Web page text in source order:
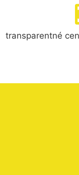
transparentné